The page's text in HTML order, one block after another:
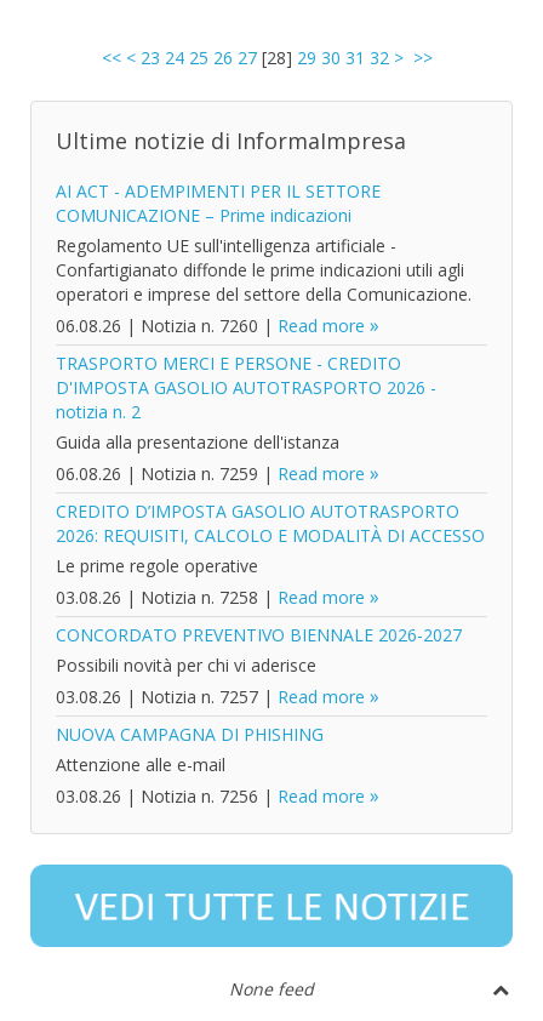
<< < 23 24 25 26 27[28] 29 30 31 32 > >>
Ultime notizie di InformaImpresa
AI ACT - ADEMPIMENTI PER IL SETTORE
COMUNICAZIONE – Prime indicazioni
Regolamento UE sull'intelligenza artificiale -
Confartigianato diffonde le prime indicazioni utili agli
operatori e imprese del settore della Comunicazione.
06.08.26 | Notizia n. 7260 | Read more
TRASPORTO MERCI E PERSONE - CREDITO
D'IMPOSTA GASOLIO AUTOTRASPORTO 2026 -
notizia n. 2
Guida alla presentazione dell'istanza
06.08.26 | Notizia n. 7259 | Read more
CREDITO D’IMPOSTA GASOLIO AUTOTRASPORTO
2026: REQUISITI, CALCOLO E MODALITÀ DI ACCESSO
Le prime regole operative
03.08.26 | Notizia n. 7258 | Read more
CONCORDATO PREVENTIVO BIENNALE 2026-2027
Possibili novità per chi vi aderisce
03.08.26 | Notizia n. 7257 | Read more
NUOVA CAMPAGNA DI PHISHING
Attenzione alle e-mail
03.08.26 | Notizia n. 7256 | Read more
None feed